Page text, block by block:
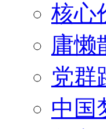
核心
庸懒
党群
中国